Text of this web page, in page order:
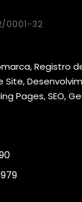
0001-32
Registro
Site,
Pages, SEO,